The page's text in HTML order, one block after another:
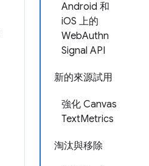
Android 和
iOS 上的
WebAuthn
Signal API
新的來源試用
強化 Canvas
TextMetrics
淘汰與移除